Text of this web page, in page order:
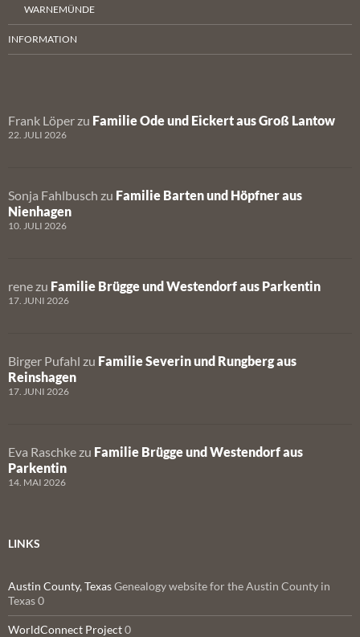
WARNEMÜNDE
INFORMATION
Frank Löper zu Familie Ode und Eickert aus Groß Lantow
22. JULI 2026
Sonja Fahlbusch zu Familie Barten und Höpfner aus
Nienhagen
10. JULI 2026
rene zu Familie Brügge und Westendorf aus Parkentin
17. JUNI 2026
Birger Pufahl zu Familie Severin und Rungberg aus
Reinshagen
17. JUNI 2026
Eva Raschke zu Familie Brügge und Westendorf aus
Parkentin
14. MAI 2026
LINKS
Austin County, TexasGenealogy website for the Austin County in
Texas 0
WorldConnect Project0